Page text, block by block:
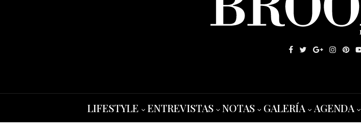
LIFESTYLE ENTREVISTAS NOTAS GALERÍA AGENDA